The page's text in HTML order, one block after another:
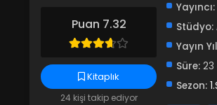
Puan 7.32
Kitaplık
24 kişi takip ediyor
Yayıncı:
Stüdyo:
Yayın
Süre: 23
Sezon: